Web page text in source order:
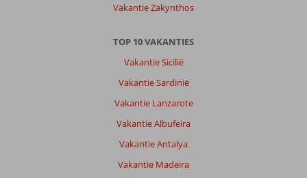
Vakantie Zakynthos
TOP 10 VAKANTIES
Vakantie Sicilië
Vakantie Sardinië
Vakantie Lanzarote
Vakantie Albufeira
Vakantie Antalya
Vakantie Madeira